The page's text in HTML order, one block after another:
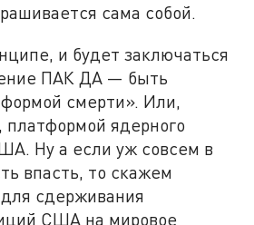
сама собой.
и будет заключаться
ПАК ДА — быть
смерти». Или,
платформой ядерного
Ну а если уж совсем в
впасть, то скажем
сдерживания
США на мировое